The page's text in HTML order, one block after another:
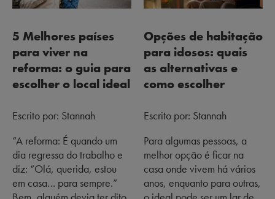
5 Melhores países
para viver na
reforma: o guia para
escolher o local ideal
Escrito por: Stannah
“A reforma: É quando um
dia regressa do trabalho e
diz: “Olá, querida, estou
em casa… para sempre.”
Opções de habitação
para idosos: quais
as alternativas e
como escolher
Escrito por: Stannah
Para algumas pessoas, a
melhor opção é ficar na
casa onde vivem há vários
anos, enquanto para outras,